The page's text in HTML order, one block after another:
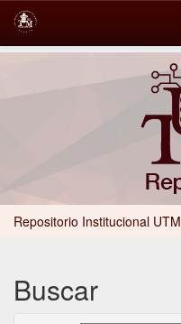
Repositorio Institucional UTM
Buscar